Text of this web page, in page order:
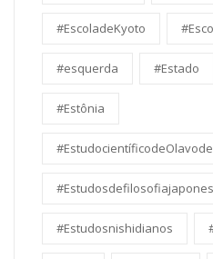
#EscoladeKyoto
#esquerda #Estado
#Estônia
#Estudosnishidianos